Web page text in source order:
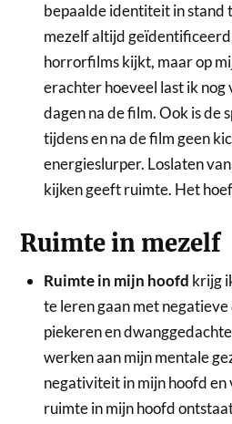
bepaalde identiteit in stand
mezelf altijd
horrorfilms kijkt, maar op
erachter hoeveel last ik nog
dagen na de film. Ook is de
tijdens en na de film geen
energieslurper. Loslaten
kijken geeft ruimte. Het
Ruimte in mezelf
Ruimte in mijn hoofd krijg
te leren gaan met
piekeren en
werken aan mijn mentale
negativiteit in mijn hoofd
ruimte in mijn hoofd